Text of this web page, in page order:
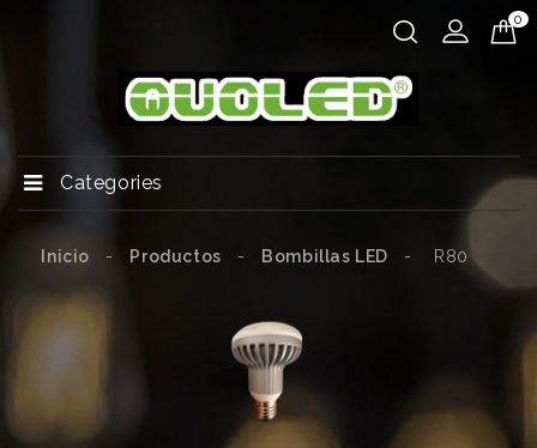
0
Categories
Inicio Productos Bombillas LED R80